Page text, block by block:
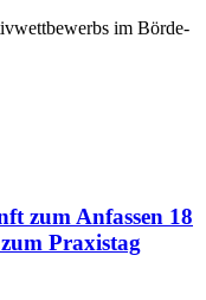
im Börde-
zum Anfassen 18
Praxistag